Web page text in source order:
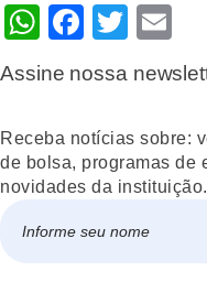
WhatsApp
Assine nossa
Receba notícias sobre:
de bolsa, programas de
novidades da instituição.